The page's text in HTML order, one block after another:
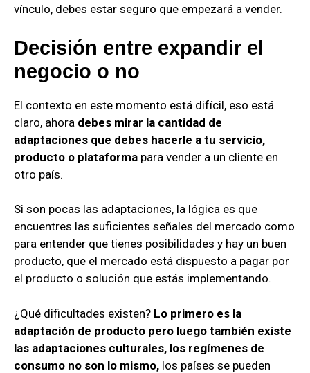
vínculo, debes estar seguro que empezará a vender.
Decisión entre expandir el
negocio o no
El contexto en este momento está difícil, eso está
claro, ahora debes mirar la cantidad de
adaptaciones que debes hacerle a tu servicio,
producto o plataforma para vender a un cliente en
otro país.
Si son pocas las adaptaciones, la lógica es que
encuentres las suficientes señales del mercado como
para entender que tienes posibilidades y hay un buen
producto, que el mercado está dispuesto a pagar por
el producto o solución que estás implementando.
¿Qué dificultades existen? Lo primero es la
adaptación de producto pero luego también existe
las adaptaciones culturales, los regímenes de
consumo no son lo mismo, los países se pueden